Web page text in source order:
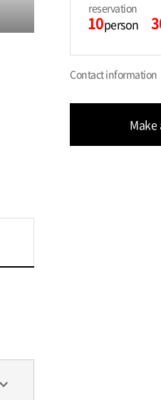
reservation
10person
Contact information
Make